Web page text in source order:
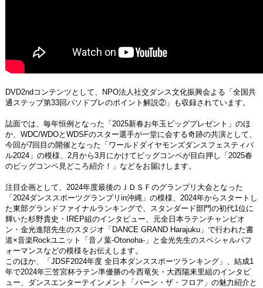
DVD2ndコンテンツとして、NPO法人社交ダンス文化振興会よる「全国共
通ステップ第33回パソドブレのポイント解説②」も収録されています。
誌面では、毎年恒例となった「2025新春お年玉ビッグプレゼント」のほ
か、WDC/WDOとWDSFのスター選手が一堂に会する奇跡の共演として、
今回が7回目の開催となった「ワールドダイヤモンズダンスフェスティバ
ル2024」の模様、2月から3月にかけてビッグコンペが目白押し「2025春
のビッグコンペ見どころ紹介！」などをお届けします。
注目企画として、2024年度最後のＪＤＳＦのグランプリ大会となった
「2024ダンススポーツグランプリin沖縄」の模様、2024年からスタートし
た東部グランドファイナルランキングで、スタンダード部門の初代1位に
輝いた杉野貴史・IREP組のインタビュー、元全日本ラテンチャンピオ
ン・金光進陪先生のスタジオ「DANCE GRAND Harajuku」で行われた書
道×音楽Rockユニット「音ノ葉-Otonoha-」と金光先生のスペシャルパフ
ォーマンスなどの模様をお伝えします。
このほか、「JDSF2024年度 全日本ダンススポーツランキング」、結成1
年で2024年三笠宮杯ラテン準優勝の今西竜矢・大西陽来里組のインタビ
ュー、ダンスエンターテインメント「バーン・ザ・フロア」の魅力紹介と